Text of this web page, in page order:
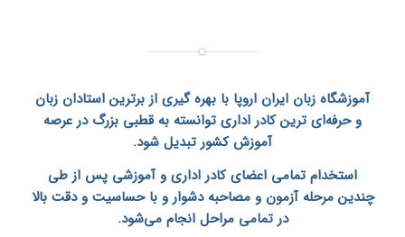
آموزشگاه زبان ایران اروپا با بهره گیری از برترین استادان زبان
و حرفه‌ای ترین کادر اداری توانسته به قطبی بزرگ در عرصه
آموزش کشور تبدیل شود.
استخدام تمامی اعضای کادر اداری و آموزشی پس از طی
چندین مرحله آزمون و مصاحبه دشوار و با حساسیت و دقت بالا
در تمامی مراحل انجام می‌شود.